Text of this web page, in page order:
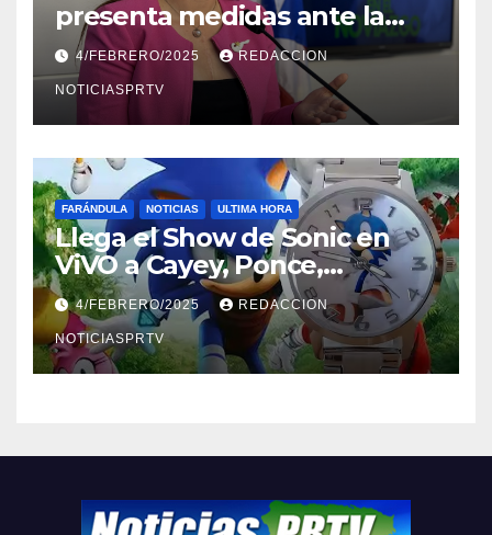
presenta medidas ante la
violencia en el noviazgo
4/FEBRERO/2025 REDACCION
NOTICIASPRTV
FARÁNDULA NOTICIAS ULTIMA HORA
Llega el Show de Sonic en
ViVO a Cayey, Ponce,
Barceloneta y Humacao,
Relojes gratis para el que
compre ahora….
4/FEBRERO/2025 REDACCION
NOTICIASPRTV